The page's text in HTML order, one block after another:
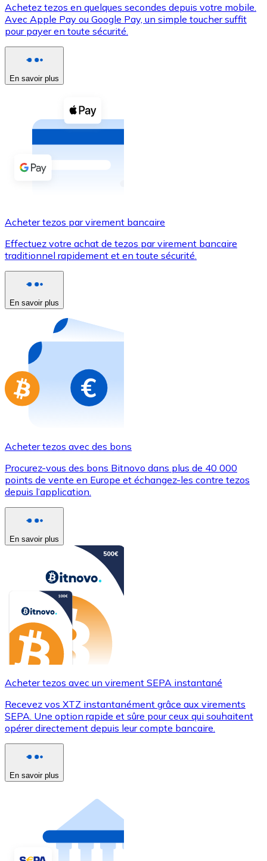
XRP
XRP
Voir toutes
Coupons crypto
Achetez des cryptomonnaies en espèces et d'autres
Acheter avec espèces
Virement SEPA
Utilisez les cartes Visa et Mastercard pour acheter
Acheter avec carte
Nouveau
Achetez des cartes-cadeaux de vos marques
Aller à la boutique de cartes-cadeaux
Achetez tezos en quelques secondes depuis votre mobile.
Avec Apple Pay ou Google Pay, un simple toucher suffit
pour payer en toute sécurité.
En savoir plus
Acheter tezos par virement bancaire
Effectuez votre achat de tezos par virement bancaire
traditionnel rapidement et en toute sécurité.
En savoir plus
Acheter tezos avec des bons
Procurez-vous des bons Bitnovo dans plus de 40 000
points de vente en Europe et échangez-les contre tezos
depuis l’application.
En savoir plus
Acheter tezos avec un virement SEPA instantané
Recevez vos XTZ instantanément grâce aux virements
SEPA. Une option rapide et sûre pour ceux qui souhaitent
opérer directement depuis leur compte bancaire.
En savoir plus